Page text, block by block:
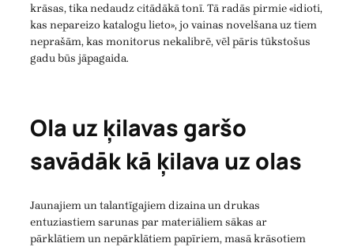
krāsas, tika nedaudz citādākā tonī. Tā radās pirmie «idioti,
kas nepareizo katalogu lieto», jo vainas novelšana uz tiem
neprašām, kas monitorus nekalibrē, vēl pāris tūkstošus
gadu būs jāpagaida.
Ola uz ķilavas garšo
savādāk kā ķilava uz olas
Jaunajiem un talantīgajiem dizaina un drukas
entuziastiem sarunas par materiāliem sākas ar
pārklātiem un nepārklātiem papīriem, masā krāsotiem